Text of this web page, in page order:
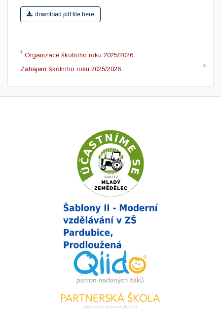
download pdf file here
Organizace školního roku 2025/2026
Zahájení školního roku 2025/2026